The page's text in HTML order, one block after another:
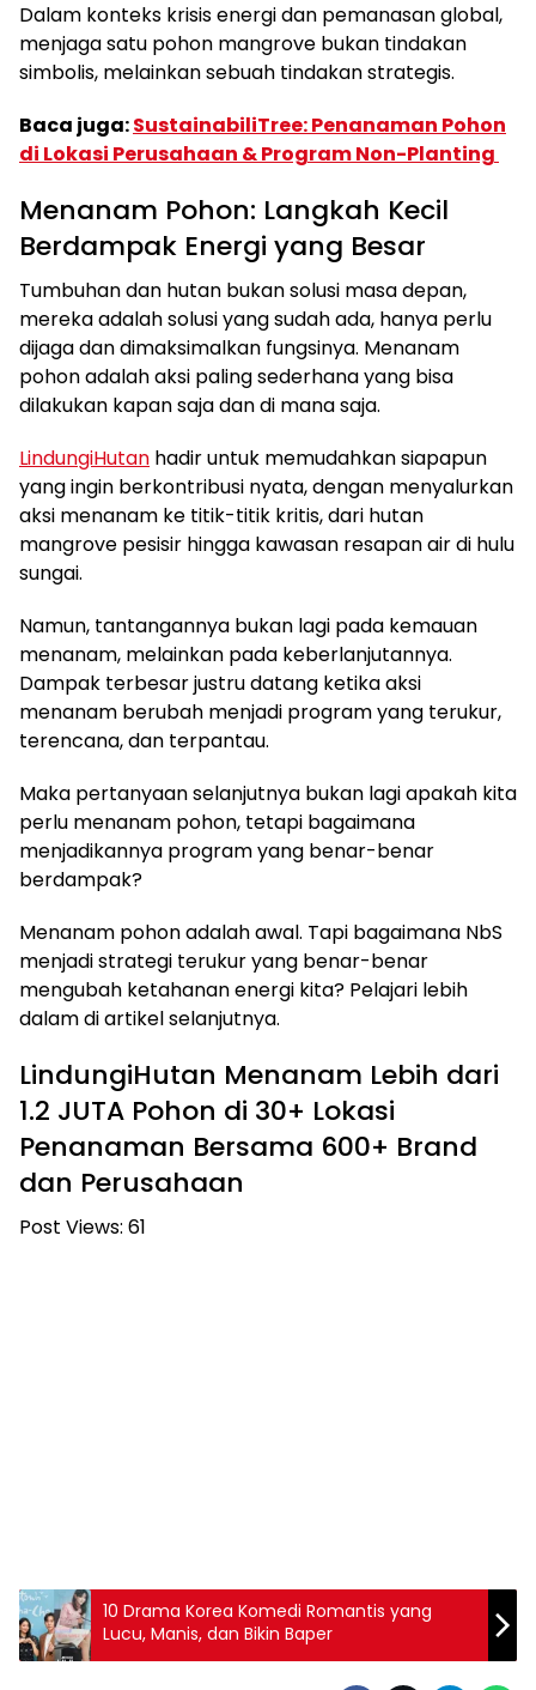
Dalam konteks krisis energi dan pemanasan global,
menjaga satu pohon mangrove bukan tindakan
simbolis, melainkan sebuah tindakan strategis.
Baca juga:SustainabiliTree: Penanaman Pohon
di Lokasi Perusahaan & Program Non-Planting
Menanam Pohon: Langkah Kecil
Berdampak Energi yang Besar
Tumbuhan dan hutan bukan solusi masa depan,
mereka adalah solusi yang sudah ada, hanya perlu
dijaga dan dimaksimalkan fungsinya. Menanam
pohon adalah aksi paling sederhana yang bisa
dilakukan kapan saja dan di mana saja.
LindungiHutan hadir untuk memudahkan siapapun
yang ingin berkontribusi nyata, dengan menyalurkan
aksi menanam ke titik-titik kritis, dari hutan
mangrove pesisir hingga kawasan resapan air di hulu
sungai.
Namun, tantangannya bukan lagi pada kemauan
menanam, melainkan pada keberlanjutannya.
Dampak terbesar justru datang ketika aksi
menanam berubah menjadi program yang terukur,
terencana, dan terpantau.
Maka pertanyaan selanjutnya bukan lagi apakah kita
perlu menanam pohon, tetapi bagaimana
menjadikannya program yang benar-benar
berdampak?
Menanam pohon adalah awal. Tapi bagaimana NbS
menjadi strategi terukur yang benar-benar
mengubah ketahanan energi kita? Pelajari lebih
dalam di artikel selanjutnya.
LindungiHutan Menanam Lebih dari
1.2 JUTA Pohon di 30+ Lokasi
Penanaman Bersama 600+ Brand
dan Perusahaan
Post Views: 61
10 Drama Korea Komedi Romantis yang
Lucu, Manis, dan Bikin Baper